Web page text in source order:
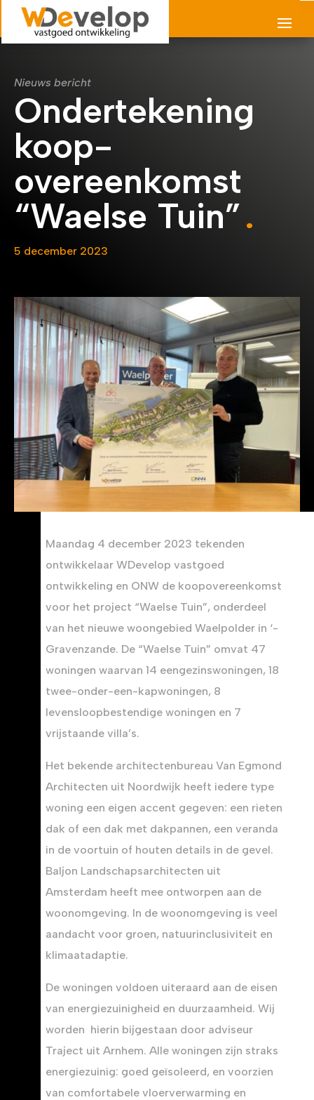
Nieuws bericht
Ondertekening
koop-
overeenkomst
“Waelse Tuin”
5 december 2023
Maandag 4 december 2023 tekenden
ontwikkelaar WDevelop vastgoed
ontwikkeling en ONW de koopovereenkomst
voor het project “Waelse Tuin”, onderdeel
van het nieuwe woongebied Waelpolder in ‘-
Gravenzande. De “Waelse Tuin” omvat 47
woningen waarvan 14 eengezinswoningen, 18
twee-onder-een-kapwoningen, 8
levensloopbestendige woningen en 7
vrijstaande villa’s.
Het bekende architectenbureau Van Egmond
Architecten uit Noordwijk heeft iedere type
woning een eigen accent gegeven: een rieten
dak of een dak met dakpannen, een veranda
in de voortuin of houten details in de gevel.
Baljon Landschapsarchitecten uit
Amsterdam heeft mee ontworpen aan de
woonomgeving. In de woonomgeving is veel
aandacht voor groen, natuurinclusiviteit en
klimaatadaptie.
De woningen voldoen uiteraard aan de eisen
van energiezuinigheid en duurzaamheid. Wij
worden hierin bijgestaan door adviseur
Traject uit Arnhem. Alle woningen zijn straks
energiezuinig: goed geïsoleerd, en voorzien
van comfortabele vloerverwarming en